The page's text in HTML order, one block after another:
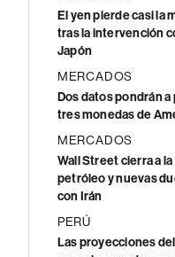
El yen pierde casi la
tras la intervención
Japón
MERCADOS
Dos datos pondrán a
tres monedas de
MERCADOS
Wall Street cierra a
petróleo y nuevas
con Irán
PERÚ
Las proyecciones